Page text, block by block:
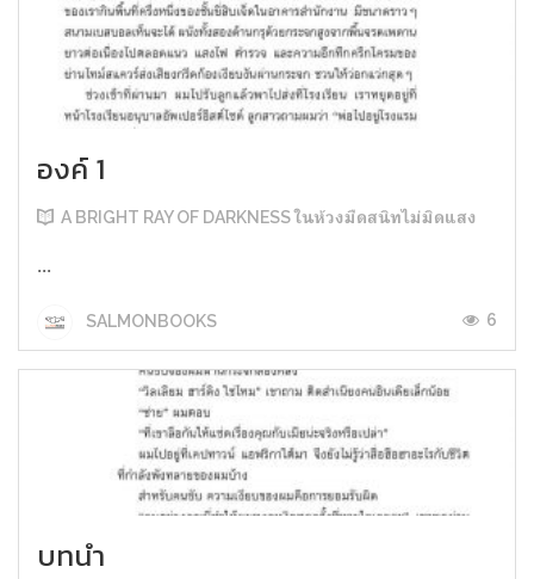
องค์ 1
A BRIGHT RAY OF DARKNESS ในห้วงมืดสนิทไม่มิดแสง
...
SALMONBOOKS 6
บทนำ